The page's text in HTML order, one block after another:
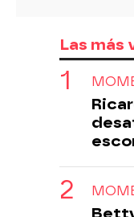
Las más